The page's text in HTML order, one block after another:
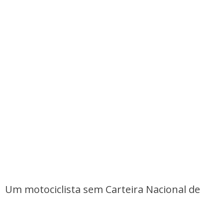
Um motociclista sem Carteira Nacional de